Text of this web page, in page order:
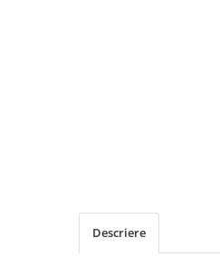
Descriere